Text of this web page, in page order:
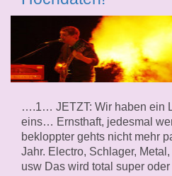
….1… JETZT: Wir haben ein
eins… Ernsthaft, jedesmal
bekloppter gehts nicht mehr
Jahr. Electro, Schlager,
usw Das wird total super